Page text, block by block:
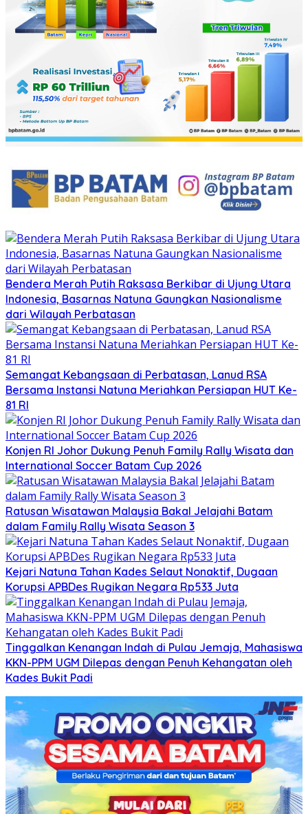
Bendera Merah Putih Raksasa Berkibar di Ujung Utara
Indonesia, Basarnas Natuna Gaungkan Nasionalisme
dari Wilayah Perbatasan
Semangat Kebangsaan di Perbatasan, Lanud RSA
Bersama Instansi Natuna Meriahkan Persiapan HUT Ke-
81 RI
Konjen RI Johor Dukung Penuh Family Rally Wisata dan
International Soccer Batam Cup 2026
Ratusan Wisatawan Malaysia Bakal Jelajahi Batam
dalam Family Rally Wisata Season 3
Kejari Natuna Tahan Kades Selaut Nonaktif, Dugaan
Korupsi APBDes Rugikan Negara Rp533 Juta
Tinggalkan Kenangan Indah di Pulau Jemaja, Mahasiswa
KKN-PPM UGM Dilepas dengan Penuh Kehangatan oleh
Kades Bukit Padi